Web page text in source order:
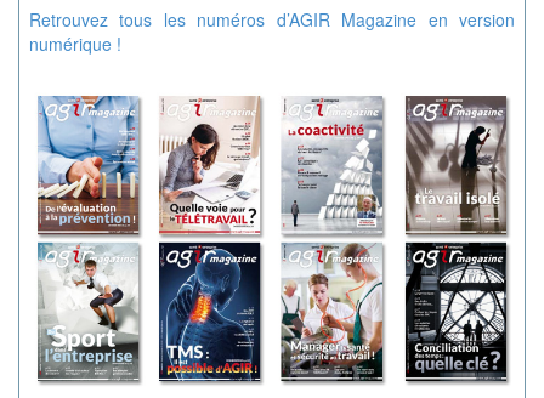
Retrouvez tous les numéros d’AGIR Magazine en version
numérique !